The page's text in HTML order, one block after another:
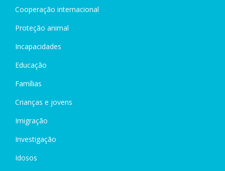
Cooperação internacional
Proteção animal
Incapacidades
Educação
Famílias
Crianças e jovens
Imigração
Investigação
Idosos